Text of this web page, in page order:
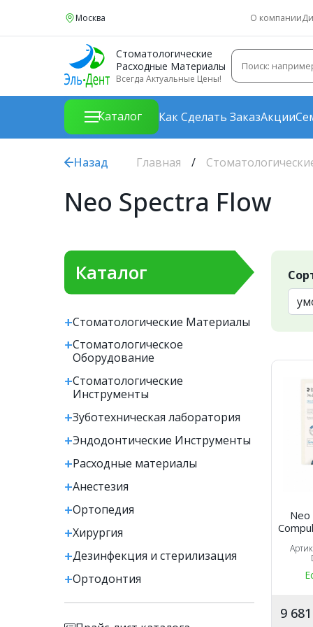
Москва О компании
Стоматологические
Расходные Материалы
Всегда Актуальные Цены!
Каталог Как Сделать ЗаказАкции
Назад Главная
Neo Spectra Flow
Каталог
Стоматологические Материалы
Стоматологическое
Оборудование
Стоматологические
Инструменты
Зуботехническая лаборатория
Эндодонтические Инструменты
Расходные материалы
Анестезия
Ортопедия
Хирургия
Дезинфекция и стерилизация
Ортодонтия
Neo
Compula
9 681